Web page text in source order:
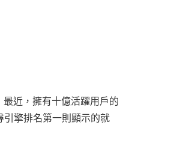
最近，擁有十億活躍用戶的
引擎排名第一則顯示的就